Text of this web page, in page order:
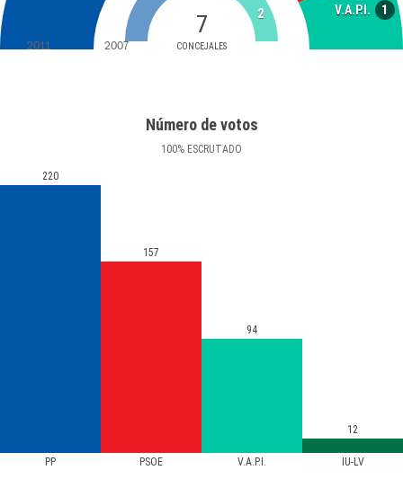
V.A.P.I. 1
7
CONCEJALES
2
2011 2007
Número de votos
100% ESCRUTADO
PP PSOE V.A.P.I. IU-LV
220
157
94
12